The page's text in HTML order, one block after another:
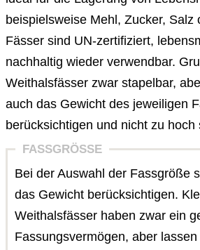
beispielsweise Mehl, Zucker, Salz
Fässer sind UN-zertifiziert,
nachhaltig wieder verwendbar.
Weithalsfässer zwar stapelbar,
auch das Gewicht des jeweiligen
berücksichtigen und nicht zu hoch
FASSGRÖSSE
Bei der Auswahl der Fassgröße
das Gewicht berücksichtigen.
Weithalsfässer haben zwar ein
Fassungsvermögen, aber